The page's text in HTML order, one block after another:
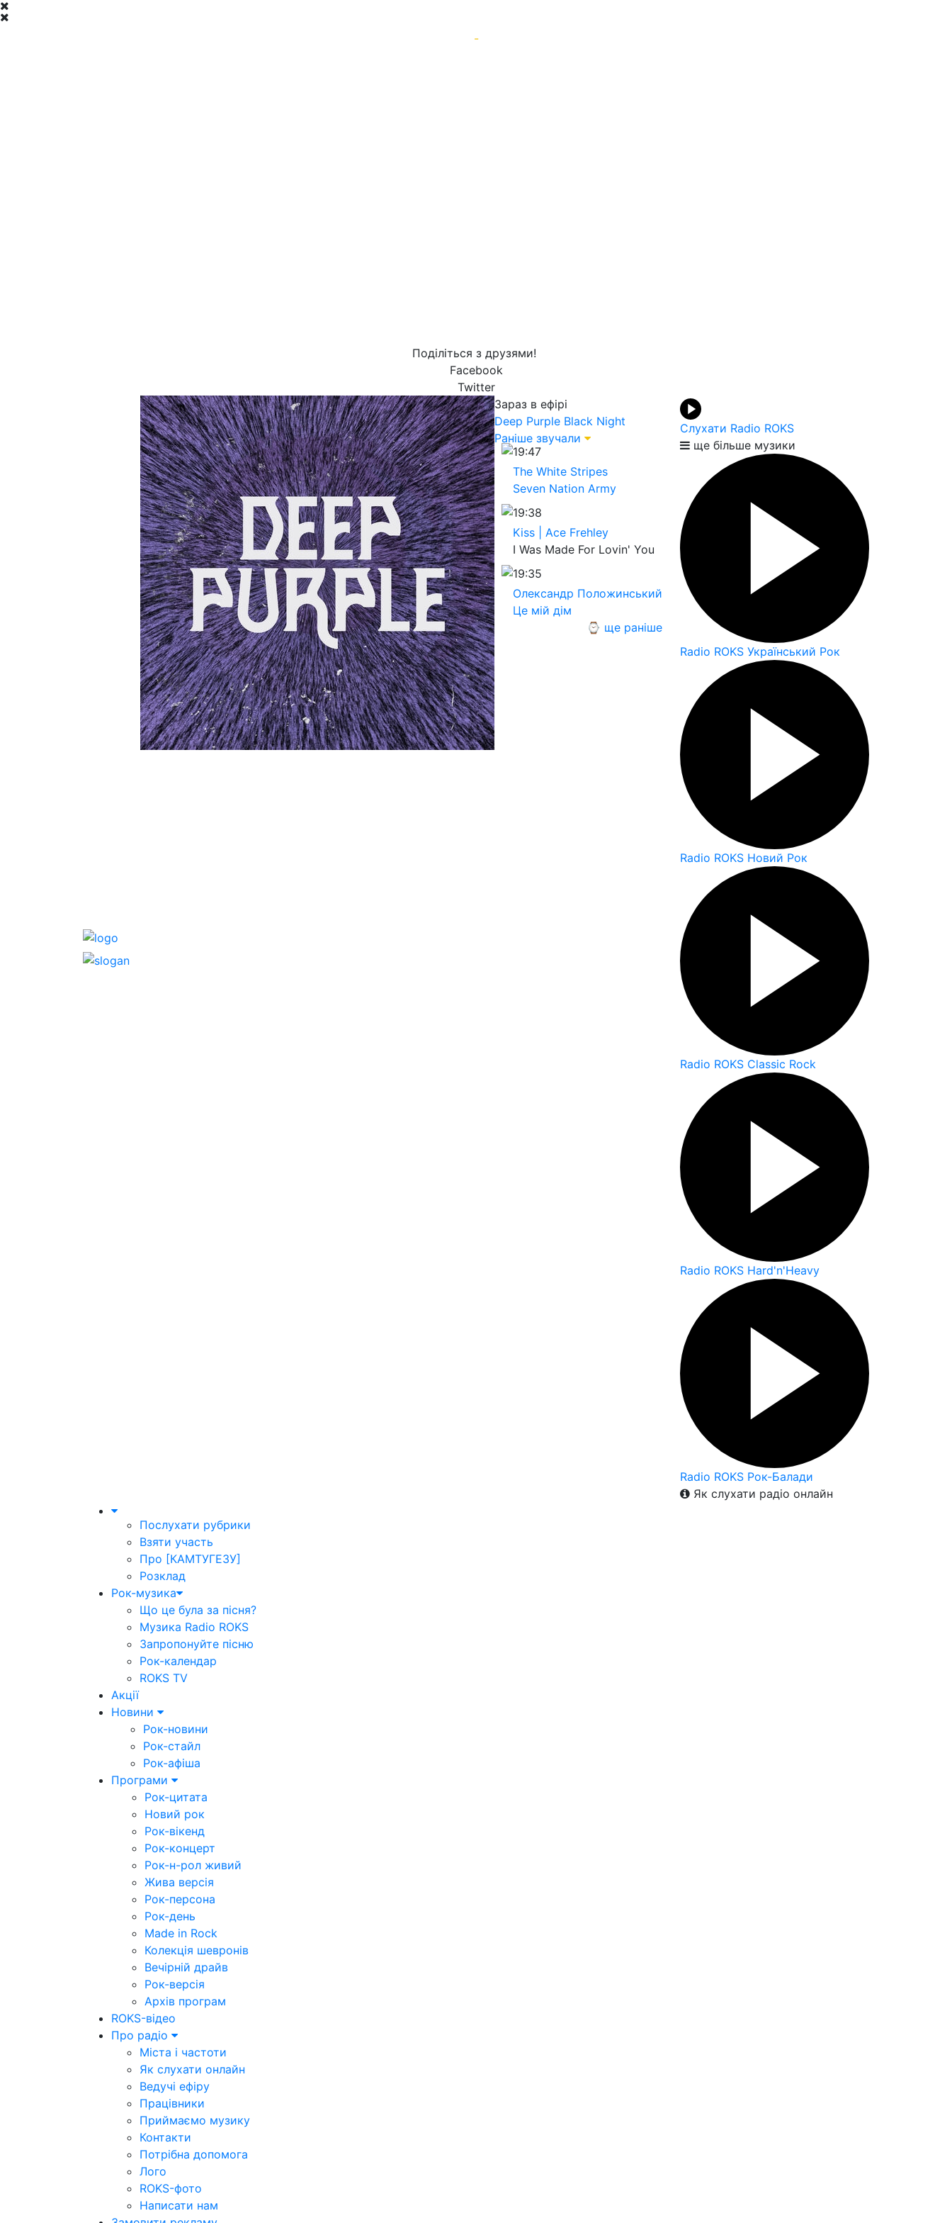
-
Поділіться з друзями!
Facebook
Twitter
Зараз в ефірі
Deep Purple Black Night
Раніше звучали
19:47
The White Stripes
Seven Nation Army
19:38
Kiss | Ace Frehley
I Was Made For Lovin' You
19:35
Олександр Положинський
Це мій дім
⌚ ще раніше
Слухати Radio ROKS
ще більше музики
Radio ROKS Український Рок
Radio ROKS Новий Рок
Radio ROKS Classic Rock
Radio ROKS Hard'n'Heavy
Radio ROKS Рок-Балади
Як слухати радіо онлайн
Послухати рубрики
Взяти участь
Про [КАМТУГЕЗУ]
Розклад
Рок-музика
Що це була за пісня?
Музика Radio ROKS
Запропонуйте пісню
Рок-календар
ROKS TV
Акції
Новини
Рок-новини
Рок-стайл
Рок-афіша
Програми
Рок-цитата
Новий рок
Рок-вікенд
Рок-концерт
Рок-н-рол живий
Жива версія
Рок-персона
Рок-день
Made in Rock
Колекція шевронів
Вечірній драйв
Рок-версія
Архів програм
ROKS-відео
Про радіо
Міста і частоти
Як слухати онлайн
Ведучі ефіру
Працівники
Приймаємо музику
Контакти
Потрібна допомога
Лого
ROKS-фото
Написати нам